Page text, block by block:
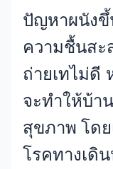
ปัญหาผนังขึ้
ความชื้นส
ถ่ายเทไม่ดี
จะทำให้บ้า
สุขภาพ โด
โรคทางเดิ